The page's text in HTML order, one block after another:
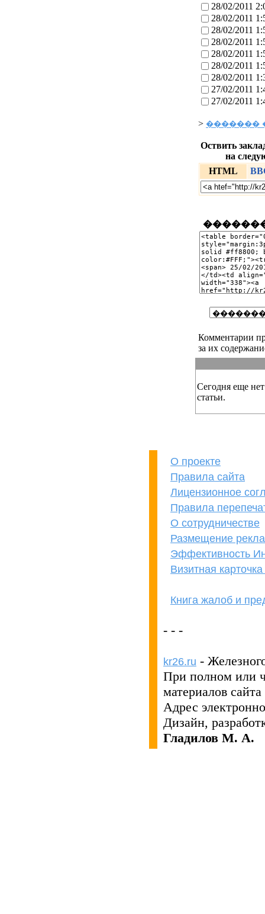
28/02/2011
28/02/2011
28/02/2011
28/02/2011
28/02/2011
28/02/2011
28/02/2011
27/02/2011
27/02/2011
> �������
Оствить
на
HTML
Комментарии
за их
Сегодня еще
статьи.
О проекте
Правила сайта
Лицензионное
Правила
О сотрудничестве
Размещение
Эффективность
Визитная
Книга жалоб и
- - -
kr26.ru -
При полном или
материалов
Адрес
Дизайн,
Гладилов М. А.